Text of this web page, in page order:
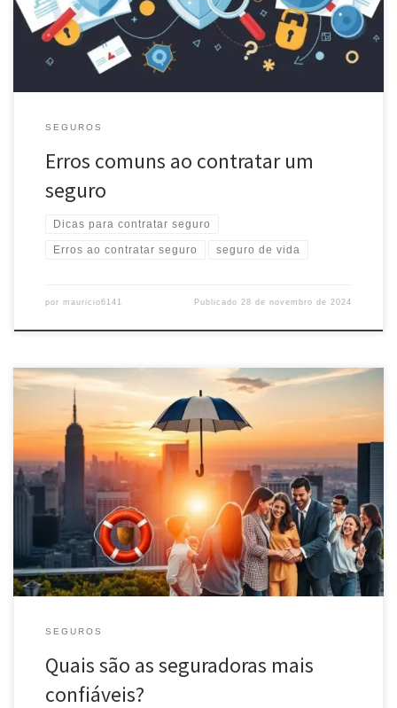
SEGUROS
Erros comuns ao contratar um
seguro
Dicas para contratar seguro
Erros ao contratar seguro seguro de vida
por mauricio6141 Publicado28 de novembro de 2024
Descubra as seguradoras mais confiáveis do Brasil e entenda
como escolher a melhor opção para proteger seus bens e garantir
sua tranquilidade financeira.
SEGUROS
Quais são as seguradoras mais
confiáveis?